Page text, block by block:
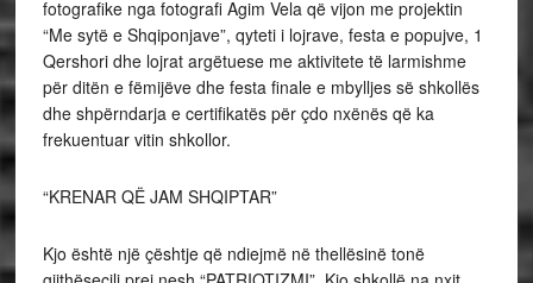
fotografike nga fotografi Agim Vela që vijon me projektin
“Me sytë e Shqiponjave”, qyteti i lojrave, festa e popujve, 1
Qershori dhe lojrat argëtuese me aktivitete të larmishme
për ditën e fëmijëve dhe festa finale e mbylljes së shkollës
dhe shpërndarja e certifikatës për çdo nxënës që ka
frekuentuar vitin shkollor.
“KRENAR QË JAM SHQIPTAR”
Kjo është një çështje që ndiejmë në thellësinë tonë